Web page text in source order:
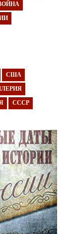
США
СССР